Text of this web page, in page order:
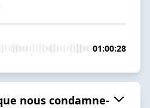
01:00:28
nous condamne-